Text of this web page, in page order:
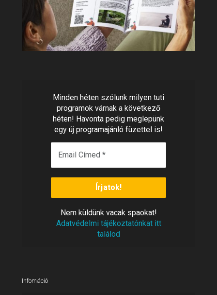
Minden héten szólunk milyen tuti
programok várnak a következő
héten! Havonta pedig meglepünk
egy új programajánló füzettel is!
Nem küldünkvacak spaokat!
Adatvédelmi tájékoztatónkat itt
találod
Infomáció